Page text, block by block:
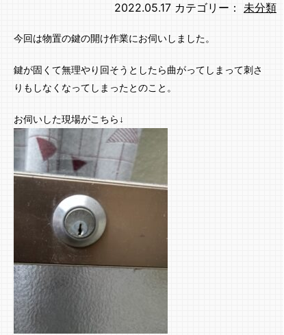
2022.05.17 カテゴリー： 未分類
今回は物置の鍵の開け作業にお伺いしました。
鍵が固くて無理やり回そうとしたら曲がってしまって刺さ
りもしなくなってしまったとのこと。
お伺いした現場がこちら↓